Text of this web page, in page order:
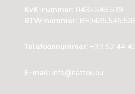
KvK-nummer: 0435.545.539
BTW-nummer:
Telefoonnummer: +32 52 44
E-mail: info@nattou.eu